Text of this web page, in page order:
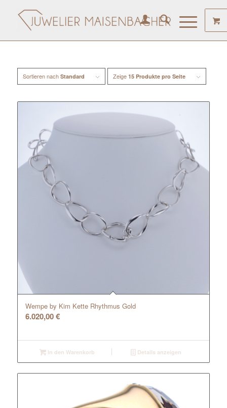
Sortieren nach Standard Zeige 15 Produkte pro Seite
Wempe by Kim Kette Rhythmus Gold
6.020,00€
In den Warenkorb Details anzeigen